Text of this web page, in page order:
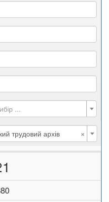
...
×
трудовий архів